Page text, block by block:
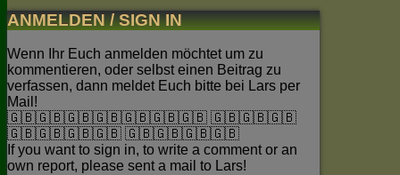
ANMELDEN / SIGN IN
Wenn Ihr Euch anmelden möchtet um zu
kommentieren, oder selbst einen Beitrag zu
verfassen, dann meldet Euch bitte bei Lars per
Mail!
🇬🇧🇬🇧🇬🇧🇬🇧🇬🇧🇬🇧🇬🇧 🇬🇧🇬🇧🇬🇧
🇬🇧🇬🇧🇬🇧🇬🇧 🇬🇧🇬🇧🇬🇧🇬🇧
If you want to sign in, to write a comment or an
own report, please sent a mail to Lars!